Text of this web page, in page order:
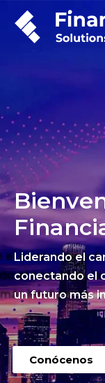
Liderando el
conectando el
un futuro más
Conócenos